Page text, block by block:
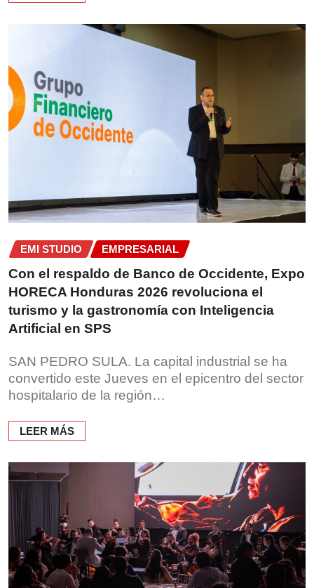
EMI STUDIO EMPRESARIAL
Con el respaldo de Banco de Occidente, Expo
HORECA Honduras 2026 revoluciona el
turismo y la gastronomía con Inteligencia
Artificial en SPS
SAN PEDRO SULA. La capital industrial se ha
convertido este Jueves en el epicentro del sector
hospitalario de la región…
LEER MÁS